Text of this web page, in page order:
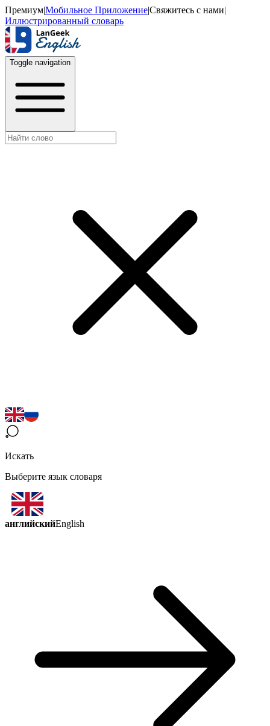
Премиум|Мобильное Приложение|Свяжитесь с нами|
Иллюстрированный словарь
Toggle navigation
Искать
Выберите язык словаря
английскийEnglish